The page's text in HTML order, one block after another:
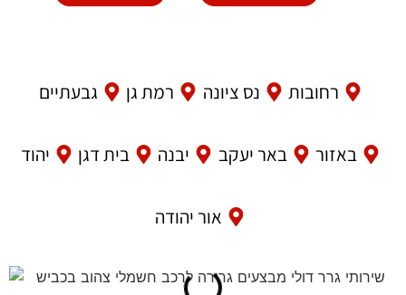
רחובות נס ציונה רמת גן גבעתיים
באזור באר יעקב יבנה בית דגן יהוד
אור יהודה